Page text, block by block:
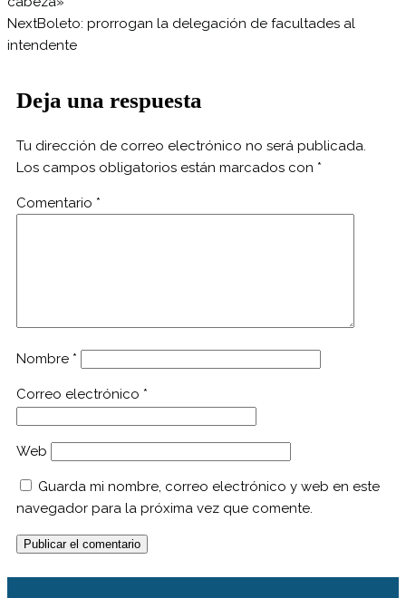
NextBoleto: prorrogan la delegación de facultades al
intendente
Deja una respuesta
Tu dirección de correo electrónico no será publicada.
Los campos obligatorios están marcados con *
Comentario *
Nombre *
Correo electrónico *
Web
Guarda mi nombre, correo electrónico y web en este
navegador para la próxima vez que comente.